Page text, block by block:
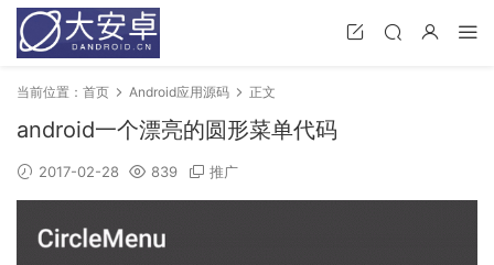
当前位置： 首页 Android应用源码 正文
android一个漂亮的圆形菜单代码
2017-02-28 839 推广